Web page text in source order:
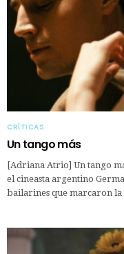
CRÍTICAS
Un tango más
[Adriana Atrio] Un tango
el cineasta argentino
bailarines que marcaron la